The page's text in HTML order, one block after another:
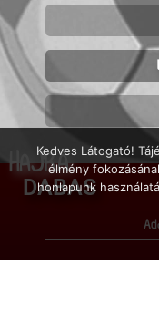
HAJRÁ
DABAS
Kedves Látogató!
élmény
honlapunk